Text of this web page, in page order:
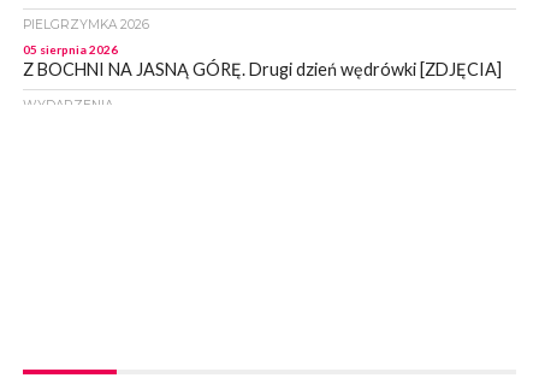
PIELGRZYMKA 2026
05 sierpnia 2026
Z BOCHNI NA JASNĄ GÓRĘ. Drugi dzień wędrówki [ZDJĘCIA]
WYDARZENIA